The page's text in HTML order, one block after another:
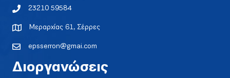
23210 59584
Μεραρχίας 61, Σέρρες
epsserron@gmai.com
Διοργανώσεις